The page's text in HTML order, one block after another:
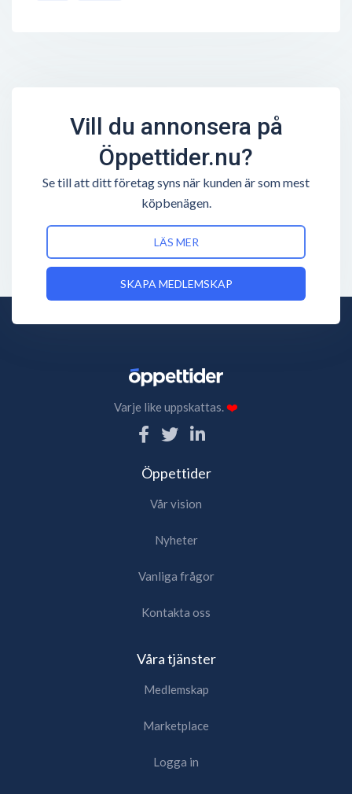
Vill du annonsera på
Öppettider.nu?
Se till att ditt företag syns när kunden är som mest
köpbenägen.
LÄS MER
SKAPA MEDLEMSKAP
Varje like uppskattas.❤️
Öppettider
Vår vision
Nyheter
Vanliga frågor
Kontakta oss
Våra tjänster
Medlemskap
Marketplace
Logga in